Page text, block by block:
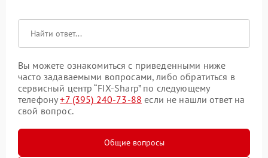
Вы можете ознакомиться с приведенными ниже
часто задаваемыми вопросами, либо обратиться в
сервисный центр “FIX-Sharp” по следующему
телефону+7 (395) 240-73-88 если не нашли ответ на
свой вопрос.
Общие вопросы